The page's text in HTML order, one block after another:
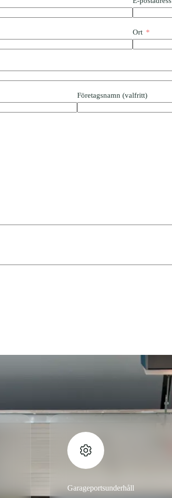
Ort
Företagsnamn (valfritt)
Garageportsunderhåll